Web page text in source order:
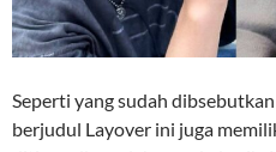
Seperti yang sudah
berjudul Layover ini juga